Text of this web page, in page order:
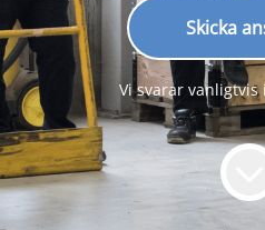
Skicka
Vi svarar vanligtvis